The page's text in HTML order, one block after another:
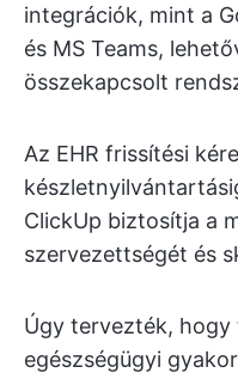
integrációk, mint a
és MS Teams,
összekapcsolt
Az EHR frissítési
ClickUp biztosítja a
szervezettségét és
Úgy tervezték, hogy
egészségügyi